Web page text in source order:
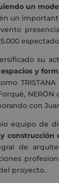
un
un
su
y
con
equipo de
construcción
de
proyecto.